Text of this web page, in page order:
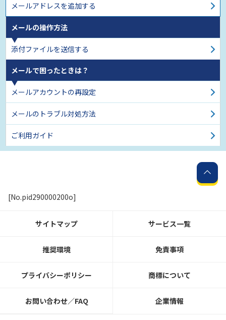
メールアドレスを追加する
メールの操作方法
添付ファイルを送信する
メールで困ったときは？
メールアカウントの再設定
メールのトラブル対処方法
ご利用ガイド
[No.pid290000200o]
サイトマップ サービス一覧
推奨環境 免責事項
プライバシーポリシー 商標について
お問い合わせ／FAQ 企業情報